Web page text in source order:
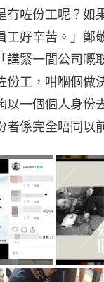
冇咗份工呢？如
工好辛苦。」鄭
講緊一間公司嘅
份工，咁嗰個做
以一個個人身份
係完全唔同以